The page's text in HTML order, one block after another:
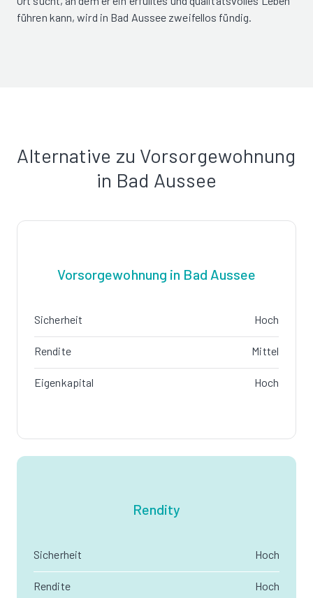
führen kann, wird in Bad Aussee zweifellos fündig.
Alternative zu Vorsorgewohnung
in Bad Aussee
Vorsorgewohnung in Bad Aussee
Sicherheit Hoch
Rendite Mittel
Eigenkapital Hoch
Rendity
Sicherheit Hoch
Rendite Hoch